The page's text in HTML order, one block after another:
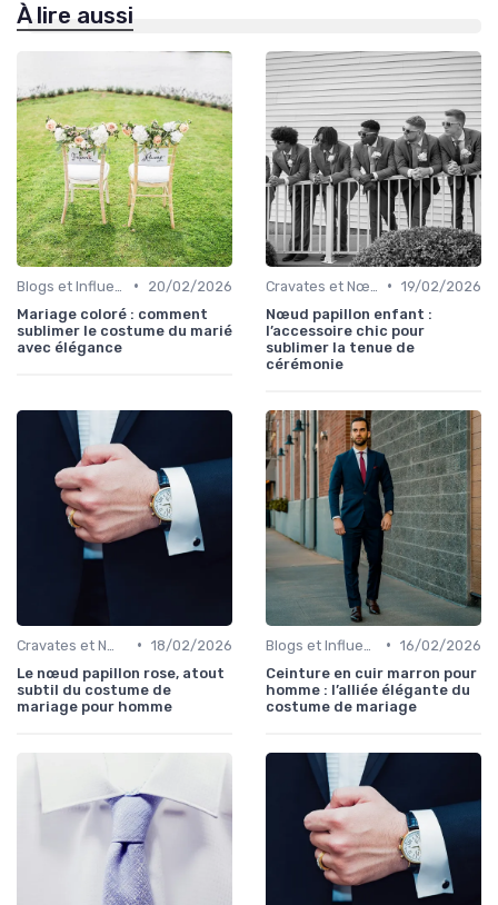
À lire aussi
•
20/02/2026
Mariage coloré : comment
sublimer le costume du marié
avec élégance
• 19/02/2026
Nœud papillon enfant :
l’accessoire chic pour
sublimer la tenue de
cérémonie
• 18/02/2026
Le nœud papillon rose, atout
subtil du costume de
mariage pour homme
• 16/02/2026
Ceinture en cuir marron pour
homme : l’alliée élégante du
costume de mariage